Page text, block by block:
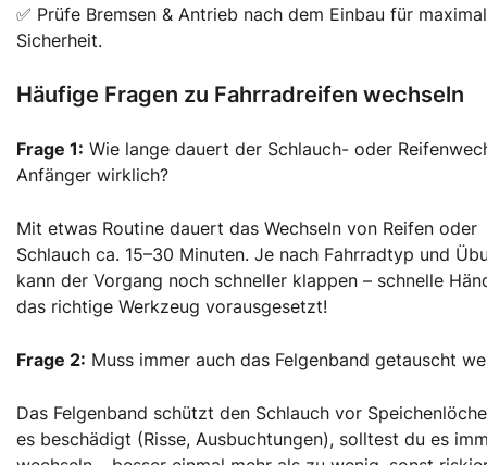
✅ Prüfe Bremsen & Antrieb nach dem Einbau für
Sicherheit.
Häufige Fragen zu Fahrradreifen wechseln
Frage 1: Wie lange dauert der Schlauch- oder
Anfänger wirklich?
Mit etwas Routine dauert das Wechseln von Reifen oder
Schlauch ca. 15–30 Minuten. Je nach Fahrradtyp und
kann der Vorgang noch schneller klappen – schnelle
das richtige Werkzeug vorausgesetzt!
Frage 2: Muss immer auch das Felgenband getauscht
Das Felgenband schützt den Schlauch vor
es beschädigt (Risse, Ausbuchtungen), solltest du es